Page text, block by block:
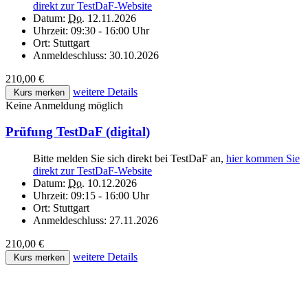
direkt zur TestDaF-Website
Datum: Do. 12.11.2026
Uhrzeit: 09:30 - 16:00 Uhr
Ort: Stuttgart
Anmeldeschluss: 30.10.2026
210,00 €
Kurs merken
weitere Details
Keine Anmeldung möglich
Prüfung TestDaF (digital)
Bitte melden Sie sich direkt bei TestDaF an, hier kommen Sie
direkt zur TestDaF-Website
Datum: Do. 10.12.2026
Uhrzeit: 09:15 - 16:00 Uhr
Ort: Stuttgart
Anmeldeschluss: 27.11.2026
210,00 €
Kurs merken weitere Details